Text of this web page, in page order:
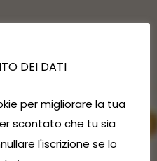
DEI DATI
per migliorare la tua
scontato che tu sia
l'iscrizione se lo